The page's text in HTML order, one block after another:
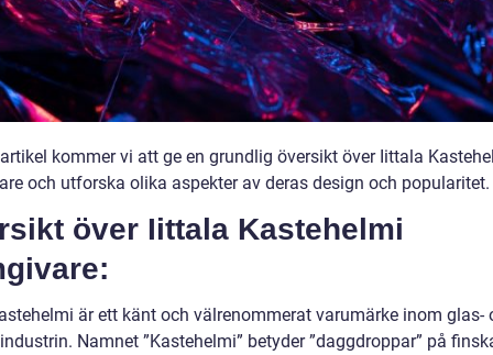
kommer vi att ge en grundlig översikt över Iittala
och utforska olika aspekter av deras design och popularitet.
över Iittala Kastehelmi
är ett känt och välrenommerat varumärke inom glas-
Namnet ”Kastehelmi” betyder ”daggdroppar” på